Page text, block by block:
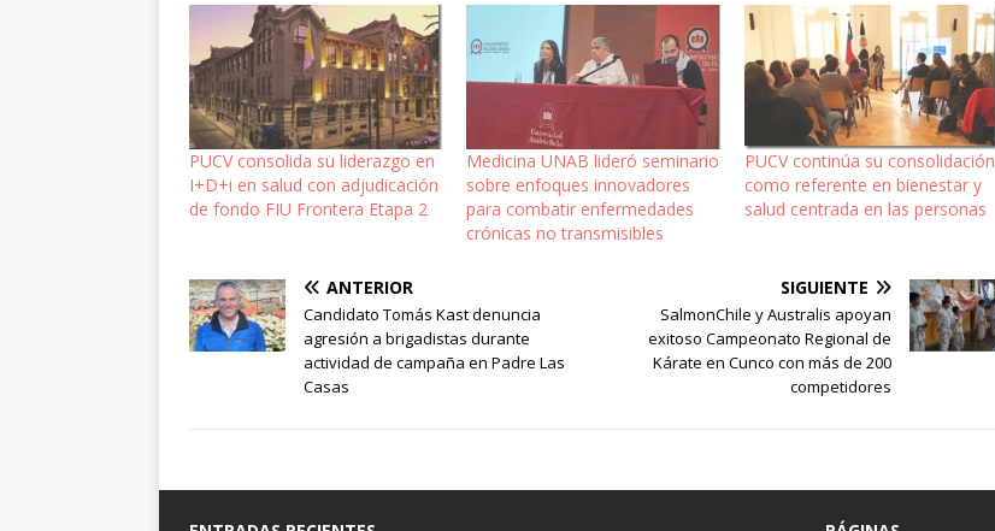
PUCV consolida su liderazgo en
I+D+i en salud con adjudicación
de fondo FIU Frontera Etapa 2
Medicina UNAB lideró seminario
sobre enfoques innovadores
para combatir enfermedades
crónicas no transmisibles
PUCV continúa su consolidación
como referente en bienestar y
salud centrada en las personas
ANTERIOR
Candidato Tomás Kast denuncia
agresión a brigadistas durante
actividad de campaña en Padre Las
Casas
SIGUIENTE
SalmonChile y Australis apoyan
exitoso Campeonato Regional de
Kárate en Cunco con más de 200
competidores